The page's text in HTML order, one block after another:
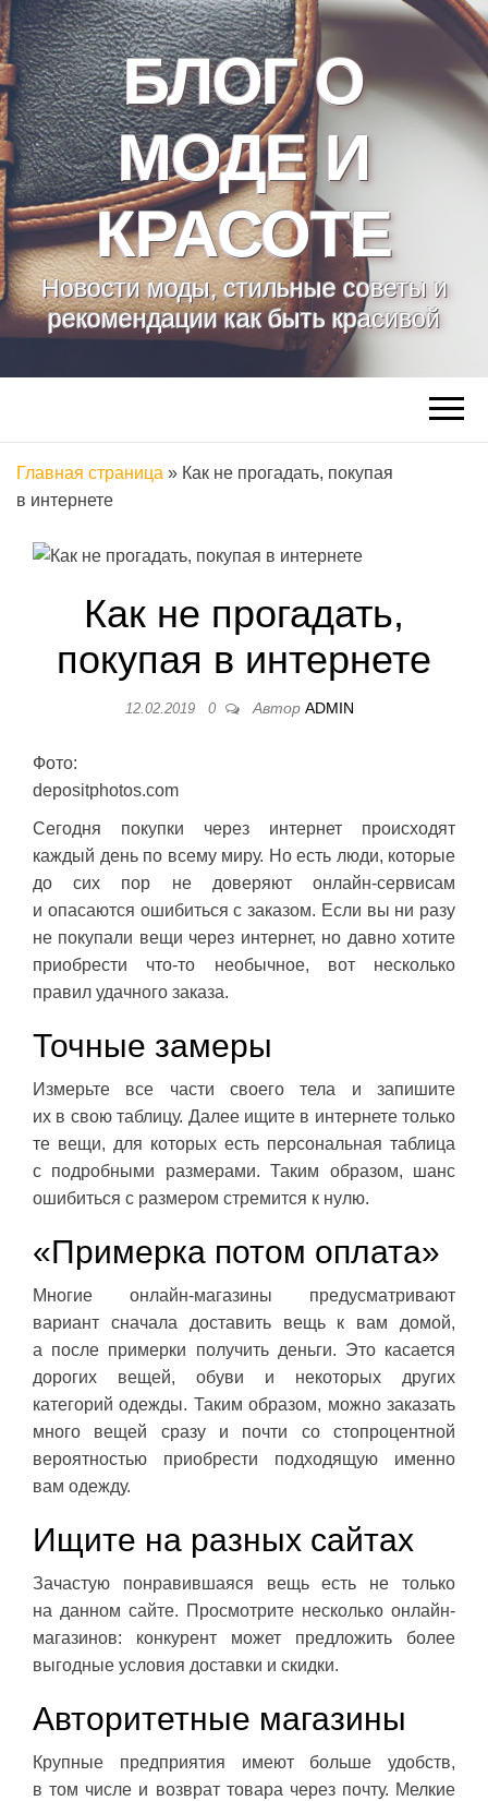
БЛОГ О
МОДЕ И
КРАСОТЕ
Новости моды, стильные советы и
рекомендации как быть красивой
Главная страница » Как не прогадать, покупая
в интернете
Как не прогадать,
покупая в интернете
12.02.2019 0 Автор ADMIN
Фото:
depositphotos.com
Сегодня покупки через интернет происходят
каждый день по всему миру. Но есть люди, которые
до сих пор не доверяют онлайн-сервисам
и опасаются ошибиться с заказом. Если вы ни разу
не покупали вещи через интернет, но давно хотите
приобрести что-то необычное, вот несколько
правил удачного заказа.
Точные замеры
Измерьте все части своего тела и запишите
их в свою таблицу. Далее ищите в интернете только
те вещи, для которых есть персональная таблица
с подробными размерами. Таким образом, шанс
ошибиться с размером стремится к нулю.
«Примерка потом оплата»
Многие онлайн-магазины предусматривают
вариант сначала доставить вещь к вам домой,
а после примерки получить деньги. Это касается
дорогих вещей, обуви и некоторых других
категорий одежды. Таким образом, можно заказать
много вещей сразу и почти со стопроцентной
вероятностью приобрести подходящую именно
вам одежду.
Ищите на разных сайтах
Зачастую понравившаяся вещь есть не только
на данном сайте. Просмотрите несколько онлайн-
магазинов: конкурент может предложить более
выгодные условия доставки и скидки.
Авторитетные магазины
Крупные предприятия имеют больше удобств,
в том числе и возврат товара через почту. Мелкие